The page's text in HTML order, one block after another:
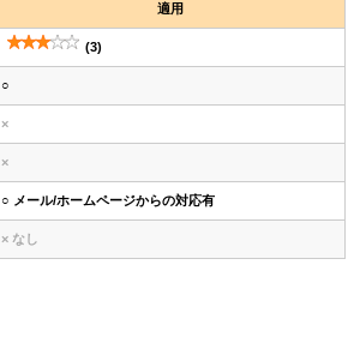
適用
(3)
○
×
×
○ メール/ホームページからの対応有
× なし